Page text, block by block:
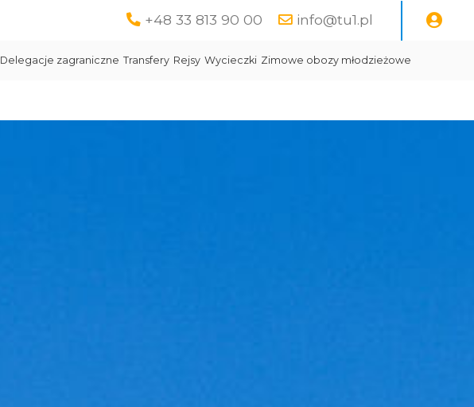
+48 33 813 90 00 info@tu1.pl
Delegacje zagraniczne Transfery Rejsy Wycieczki Zimowe obozy młodzieżowe